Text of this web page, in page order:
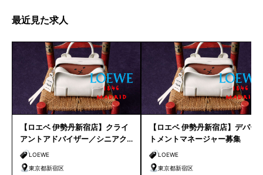
最近見た求人
【ロエベ 伊勢丹新宿店】クライ
アントアドバイザー／シニアク
ライアントアドバイザー募集
LOEWE
東京都新宿区
【ロエベ 伊勢丹新宿店】デパー
トメントマネージャー募集
LOEWE
東京都新宿区